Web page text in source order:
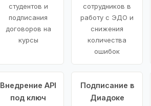
студентов и
подписания
договоров на
курсы
сотрудников в
работу с ЭДО и
снижения
количества
ошибок
Внедрение API
под ключ
Подписание в
Диадоке